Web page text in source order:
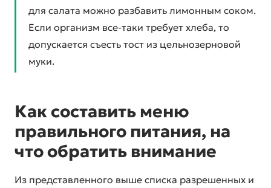
для салата можно разбавить лимонным соком.
Если организм все-таки требует хлеба, то
допускается съесть тост из цельнозерновой
муки.
Как составить меню
правильного питания, на
что обратить внимание
Из представленного выше списка разрешенных и